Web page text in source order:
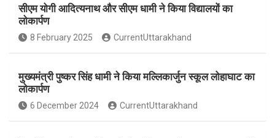
b
o
o
k
s
A
p
p
e
सीएम योगी आदित्यनाथ और सीएम धामी ने किया विद्यालयों का
लोकार्पण
8 February 2025 CurrentUttarakhand
मुख्यमंत्री पुष्कर सिंह धामी ने किया मल्लिकार्जुन स्कूल लोहाघाट का
लोकार्पण
6 December 2024 CurrentUttarakhand